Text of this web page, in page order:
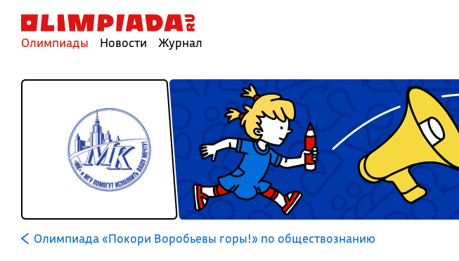
Олимпиады Новости Журнал
Олимпиада «Покори Воробьевы горы!» по обществознанию